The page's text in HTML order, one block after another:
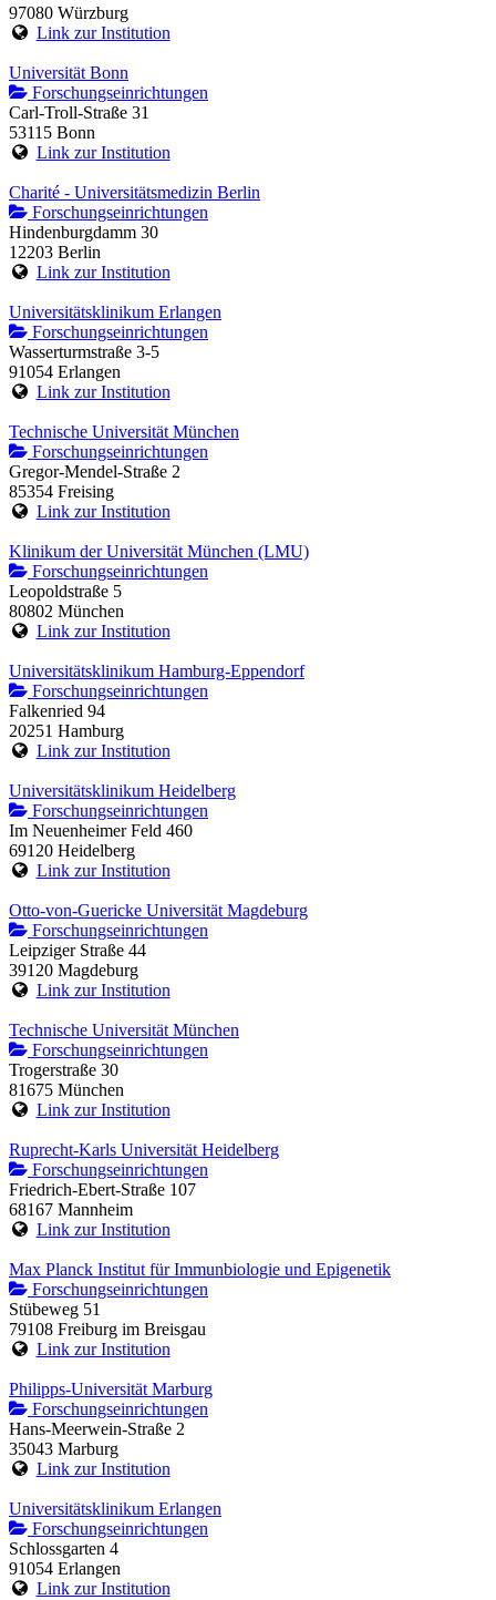
97080 Würzburg
Link zur Institution
Universität Bonn
Forschungseinrichtungen
Carl-Troll-Straße 31
53115 Bonn
Link zur Institution
Charité - Universitätsmedizin Berlin
Forschungseinrichtungen
Hindenburgdamm 30
12203 Berlin
Link zur Institution
Universitätsklinikum Erlangen
Forschungseinrichtungen
Wasserturmstraße 3-5
91054 Erlangen
Link zur Institution
Technische Universität München
Forschungseinrichtungen
Gregor-Mendel-Straße 2
85354 Freising
Link zur Institution
Klinikum der Universität München (LMU)
Forschungseinrichtungen
Leopoldstraße 5
80802 München
Link zur Institution
Universitätsklinikum Hamburg-Eppendorf
Forschungseinrichtungen
Falkenried 94
20251 Hamburg
Link zur Institution
Universitätsklinikum Heidelberg
Forschungseinrichtungen
Im Neuenheimer Feld 460
69120 Heidelberg
Link zur Institution
Otto-von-Guericke Universität Magdeburg
Forschungseinrichtungen
Leipziger Straße 44
39120 Magdeburg
Link zur Institution
Technische Universität München
Forschungseinrichtungen
Trogerstraße 30
81675 München
Link zur Institution
Ruprecht-Karls Universität Heidelberg
Forschungseinrichtungen
Friedrich-Ebert-Straße 107
68167 Mannheim
Link zur Institution
Max Planck Institut für Immunbiologie und Epigenetik
Forschungseinrichtungen
Stübeweg 51
79108 Freiburg im Breisgau
Link zur Institution
Philipps-Universität Marburg
Forschungseinrichtungen
Hans-Meerwein-Straße 2
35043 Marburg
Link zur Institution
Universitätsklinikum Erlangen
Forschungseinrichtungen
Schlossgarten 4
91054 Erlangen
Link zur Institution